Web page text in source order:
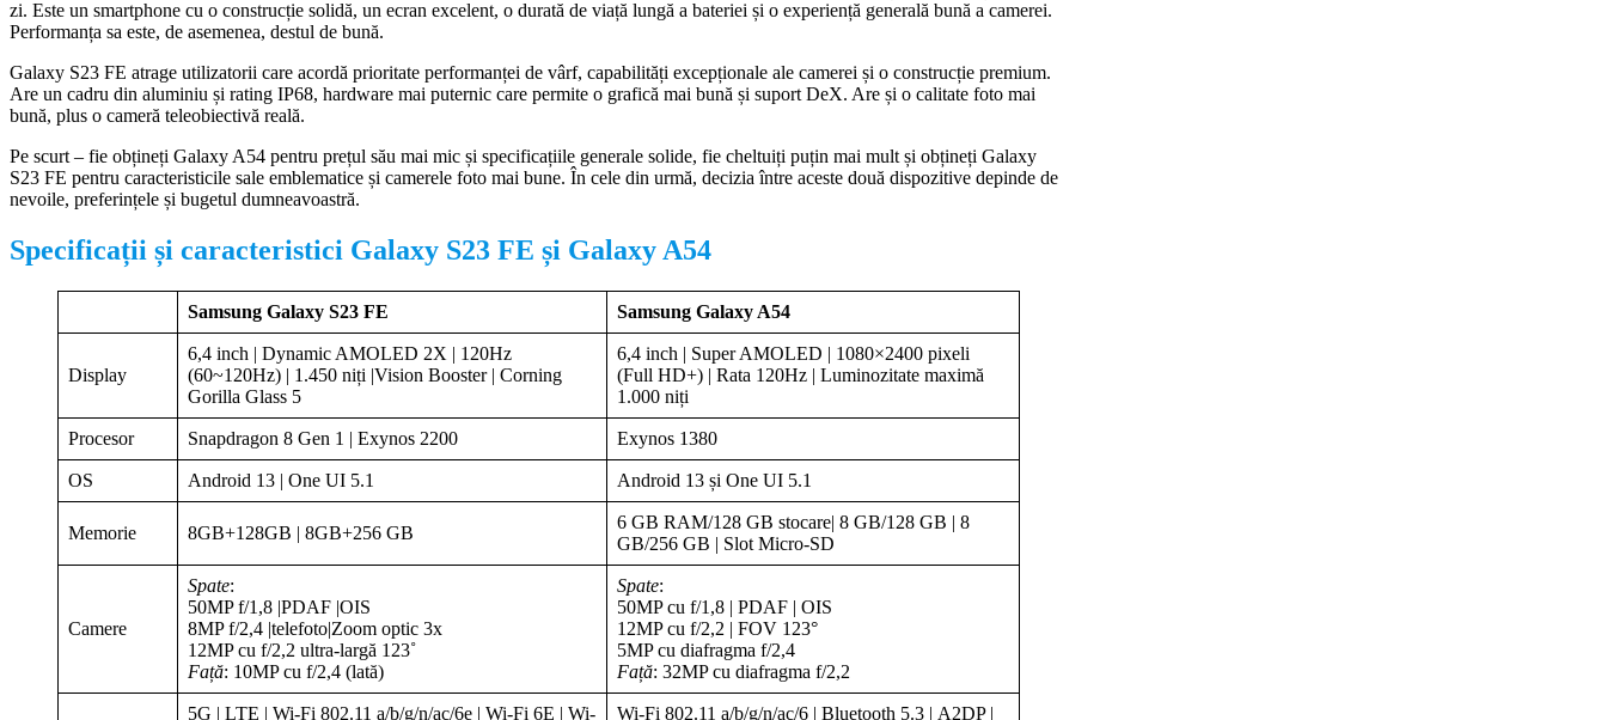
zi. Este un smartphone cu o construcție solidă, un ecran excelent, o durată de viață lungă a bateriei și o experiență generală bună a camerei.
Performanța sa este, de asemenea, destul de bună.
Galaxy S23 FE atrage utilizatorii care acordă prioritate performanței de vârf, capabilități excepționale ale camerei și o construcție premium.
Are un cadru din aluminiu și rating IP68, hardware mai puternic care permite o grafică mai bună și suport DeX. Are și o calitate foto mai
bună, plus o cameră teleobiectivă reală.
Pe scurt – fie obțineți Galaxy A54 pentru prețul său mai mic și specificațiile generale solide, fie cheltuiți puțin mai mult și obțineți Galaxy
S23 FE pentru caracteristicile sale emblematice și camerele foto mai bune. În cele din urmă, decizia între aceste două dispozitive depinde de
nevoile, preferințele și bugetul dumneavoastră.
Specificații și caracteristici Galaxy S23 FE și Galaxy A54
Samsung Galaxy S23 FE Samsung Galaxy A54
Display
6,4 inch | Dynamic AMOLED 2X | 120Hz
(60~120Hz) | 1.450 niți |Vision Booster | Corning
Gorilla Glass 5
6,4 inch | Super AMOLED | 1080×2400 pixeli
(Full HD+) | Rata 120Hz | Luminozitate maximă
1.000 niți
Procesor Snapdragon 8 Gen 1 | Exynos 2200 Exynos 1380
OS Android 13 | One UI 5.1 Android 13 și One UI 5.1
Memorie 8GB+128GB | 8GB+256 GB
6 GB RAM/128 GB stocare| 8 GB/128 GB | 8
GB/256 GB | Slot Micro-SD
Camere
Spate:
50MP f/1,8 |PDAF |OIS
8MP f/2,4 |telefoto|Zoom optic 3x
12MP cu f/2,2 ultra-largă 123˚
Față: 10MP cu f/2,4 (lată)
Spate:
50MP cu f/1,8 | PDAF | OIS
12MP cu f/2,2 | FOV 123°
5MP cu diafragma f/2,4
Față: 32MP cu diafragma f/2,2
5G | LTE | Wi-Fi 802.11 a/b/g/n/ac/6e | Wi-Fi 6E | Wi- Wi-Fi 802.11 a/b/g/n/ac/6 | Bluetooth 5.3 | A2DP |